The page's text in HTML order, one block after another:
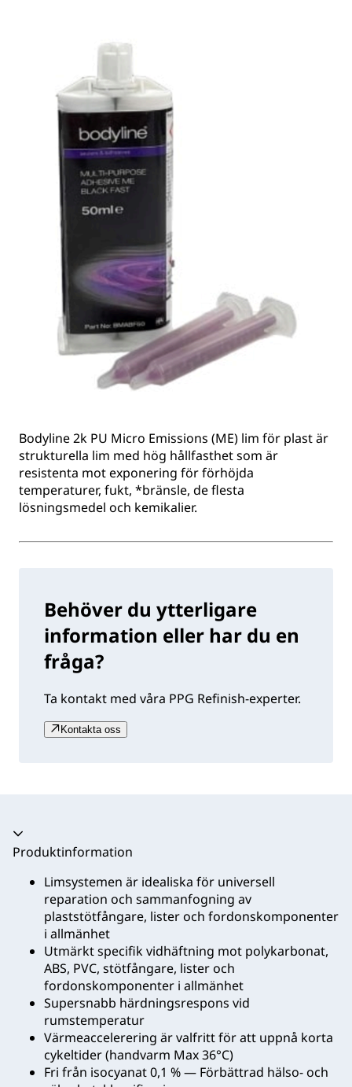
Bodyline 2k PU Micro Emissions (ME) lim för plast är
strukturella lim med hög hållfasthet som är
resistenta mot exponering för förhöjda
temperaturer, fukt, *bränsle, de flesta
lösningsmedel och kemikalier.
Behöver du ytterligare
information eller har du en
fråga?
Ta kontakt med våra PPG Refinish-experter.
Kontakta oss
Produktinformation
Limsystemen är idealiska för universell
reparation och sammanfogning av
plaststötfångare, lister och fordonskomponenter
i allmänhet
Utmärkt specifik vidhäftning mot polykarbonat,
ABS, PVC, stötfångare, lister och
fordonskomponenter i allmänhet
Supersnabb härdningsrespons vid
rumstemperatur
Värmeaccelerering är valfritt för att uppnå korta
cykeltider (handvarm Max 36°C)
Fri från isocyanat 0,1 % — Förbättrad hälso- och